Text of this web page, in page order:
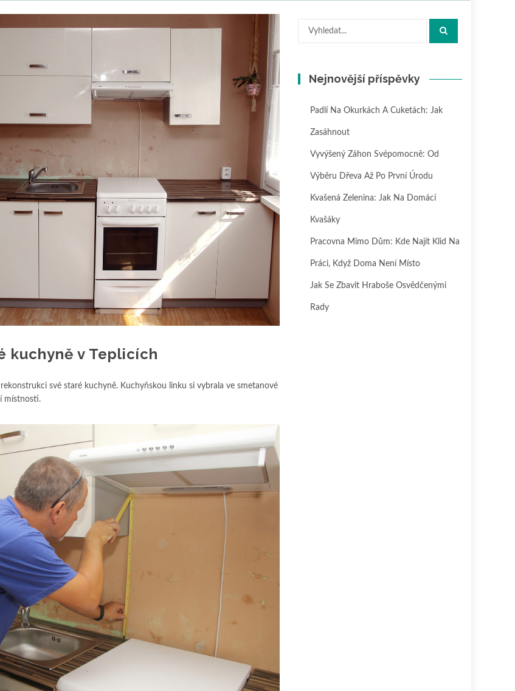
kuchyně v Teplicích
své staré kuchyně. Kuchyňskou linku si vybrala ve smetanové
místnosti.
Hledat:
Nejnovější příspěvky
Padlí Na Okurkách A Cuketách: Jak
Zasáhnout
Vyvýšený Záhon Svépomocně: Od
Výběru Dřeva Až Po První Úrodu
Kvašená Zelenina: Jak Na Domácí
Kvašáky
Pracovna Mimo Dům: Kde Najít Klid Na
Práci, Když Doma Není Místo
Jak Se Zbavit Hraboše Osvědčenými
Rady